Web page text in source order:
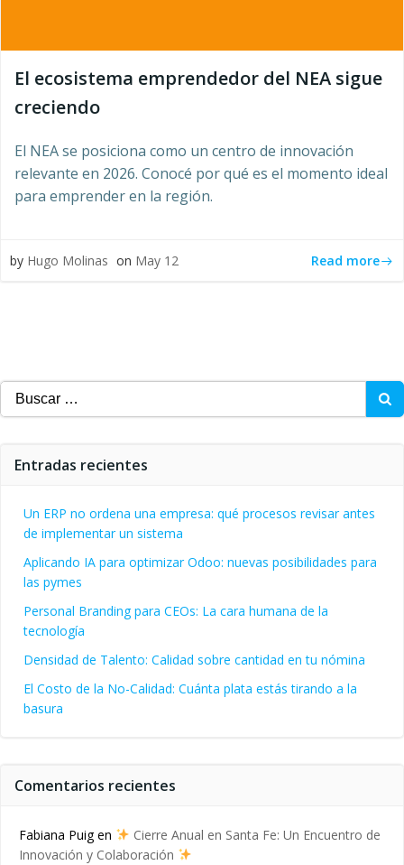
El ecosistema emprendedor del NEA sigue
creciendo
El NEA se posiciona como un centro de innovación
relevante en 2026. Conocé por qué es el momento ideal
para emprender en la región.
by Hugo Molinas on May 12 Read more
Buscar:
Entradas recientes
Un ERP no ordena una empresa: qué procesos revisar antes
de implementar un sistema
Aplicando IA para optimizar Odoo: nuevas posibilidades para
las pymes
Personal Branding para CEOs: La cara humana de la
tecnología
Densidad de Talento: Calidad sobre cantidad en tu nómina
El Costo de la No-Calidad: Cuánta plata estás tirando a la
basura
Comentarios recientes
Fabiana Puigen
Cierre Anual en Santa Fe: Un Encuentro de
Innovación y Colaboración